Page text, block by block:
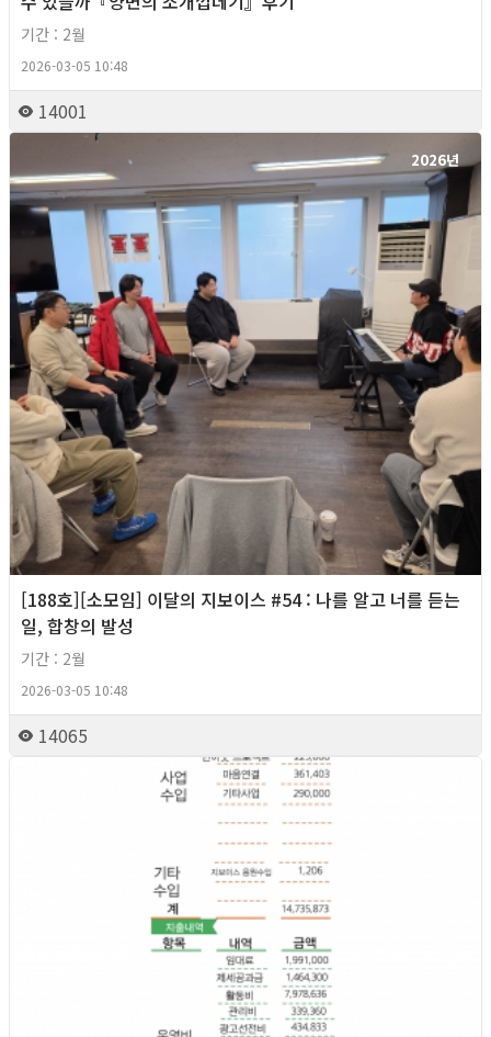
기간 : 2월
2026-03-05 10:48
14001
2026년
[188호][소모임] 이달의 지보이스 #54 : 나를 알고 너를 듣는
일, 합창의 발성
기간 : 2월
2026-03-05 10:48
14065